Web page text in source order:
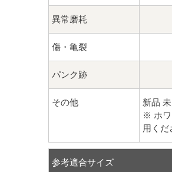
異常磨耗
傷・亀裂
パンク跡
その他
新品
※ ホワ
用くだ
参考適合サイズ